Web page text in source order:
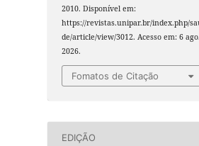
2010. Disponível em:
https://revistas.unipar.br/index.php/
de/article/view/3012. Acesso em: 6 ago.
2026.
Fomatos de Citação
EDIÇÃO